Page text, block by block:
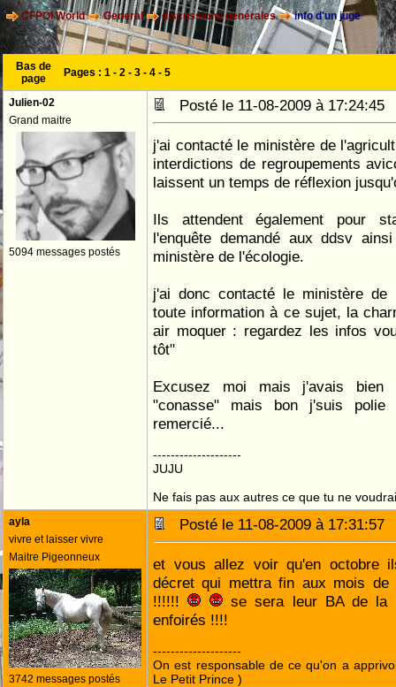
CFPOI World General discussions générales info d'un juge
Bas de
page
Pages : 1 - 2 - 3 - 4 - 5
Julien-02
Grand maitre
5094 messages postés
Posté le 11-08-2009 à
j'ai contacté le ministère de
interdictions de regroupements
laissent un temps de réflexion
Ils attendent également pour
l'enquête demandé aux ddsv
ministère de l'écologie.
j'ai donc contacté le ministère de
toute information à ce sujet, la
air moquer : regardez les infos
tôt"
Excusez moi mais j'avais bien
"conasse" mais bon j'suis
remercié...
--------------------
JUJU
Ne fais pas aux autres ce que tu ne
ayla
vivre et laisser vivre
Maitre Pigeonneux
3742 messages postés
Posté le 11-08-2009 à
et vous allez voir qu'en octobre
décret qui mettra fin aux mois de
!!!!!!
se sera leur BA de la
enfoirés !!!!
--------------------
On est responsable de ce qu'on a
Le Petit Prince )